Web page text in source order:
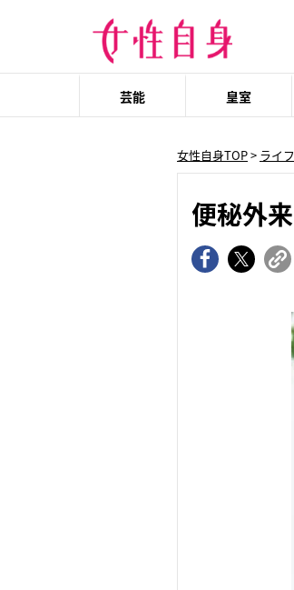
芸能 皇室
女性自身TOP> ライフ
便秘外